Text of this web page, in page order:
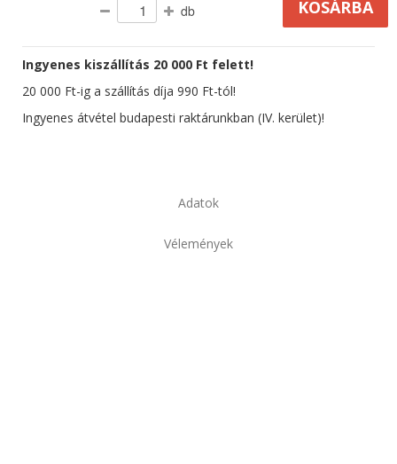
db
Ingyenes kiszállítás 20 000 Ft felett!
20 000 Ft-ig a szállítás díja 990 Ft-tól!
Ingyenes átvétel budapesti raktárunkban (IV. kerület)!
Adatok
Vélemények